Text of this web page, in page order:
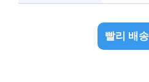
빨리 배